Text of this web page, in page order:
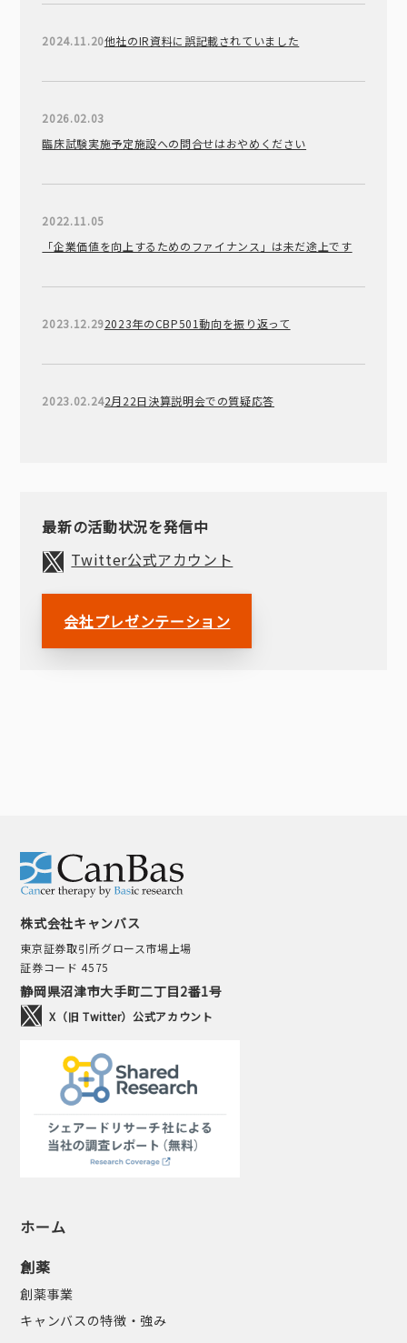
2024.11.20他社のIR資料に誤記載されていました
2026.02.03
臨床試験実施予定施設への問合せはおやめください
2022.11.05
「企業価値を向上するためのファイナンス」は未だ途上です
2023.12.292023年のCBP501動向を振り返って
2023.02.242月22日決算説明会での質疑応答
最新の活動状況を発信中
Twitter公式アカウント
会社プレゼンテーション
株式会社キャンバス
東京証券取引所グロース市場上場
証券コード 4575
静岡県沼津市大手町二丁目2番1号
X（旧 Twitter）公式アカウント
ホーム
創薬
創薬事業
キャンバスの特徴・強み